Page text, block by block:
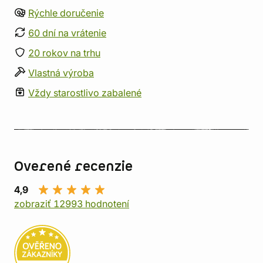
Rýchle doručenie
60 dní na vrátenie
20 rokov na trhu
Vlastná výroba
Vždy starostlivo zabalené
Overené recenzie
4,9
zobraziť 12993 hodnotení